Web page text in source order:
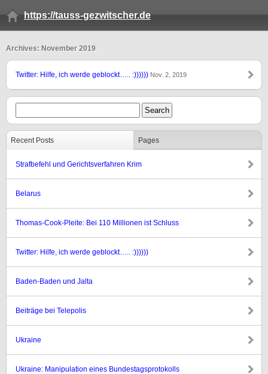
https://tauss-gezwitscher.de
Archives: November 2019
Twitter: Hilfe, ich werde geblockt….. :)))))) Nov. 2, 2019
Recent Posts Pages
Strafbefehl und Gerichtsverfahren Krim
Belarus
Thomas-Cook-Pleite: Bei 110 Millionen ist Schluss
Twitter: Hilfe, ich werde geblockt….. :))))))
Baden-Baden und Jalta
Beiträge bei Telepolis
Ukraine
Ukraine: Manipulation eines Bundestagsprotokolls